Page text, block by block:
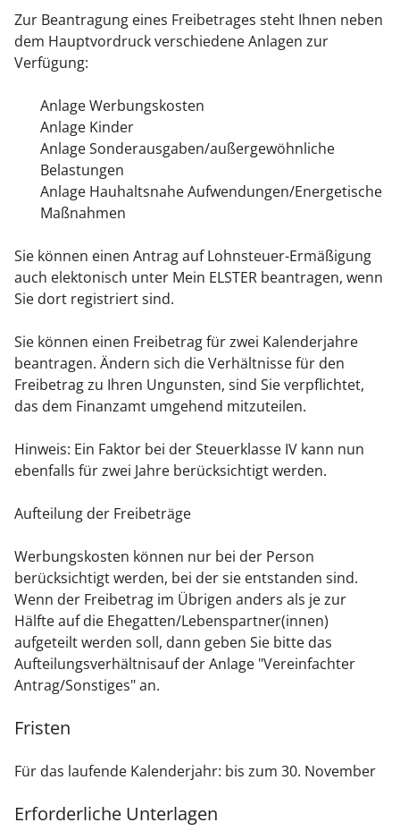
Zur Beantragung eines Freibetrages steht Ihnen neben
dem Hauptvordruck verschiedene Anlagen zur
Verfügung:
Anlage Werbungskosten
Anlage Kinder
Anlage Sonderausgaben/außergewöhnliche
Belastungen
Anlage Hauhaltsnahe Aufwendungen/Energetische
Maßnahmen
Sie können einen Antrag auf Lohnsteuer-Ermäßigung
auch elektonisch unter Mein ELSTER beantragen, wenn
Sie dort registriert sind.
Sie können einen Freibetrag für zwei Kalenderjahre
beantragen. Ändern sich die Verhältnisse für den
Freibetrag zu Ihren Ungunsten, sind Sie verpflichtet,
das dem Finanzamt umgehend mitzuteilen.
Hinweis: Ein Faktor bei der Steuerklasse IV kann nun
ebenfalls für zwei Jahre berücksichtigt werden.
Aufteilung der Freibeträge
Werbungskosten können nur bei der Person
berücksichtigt werden, bei der sie entstanden sind.
Wenn der Freibetrag im Übrigen anders als je zur
Hälfte auf die Ehegatten/Lebenspartner(innen)
aufgeteilt werden soll, dann geben Sie bitte das
Aufteilungsverhältnisauf der Anlage "Vereinfachter
Antrag/Sonstiges" an.
Fristen
Für das laufende Kalenderjahr: bis zum 30. November
Erforderliche Unterlagen